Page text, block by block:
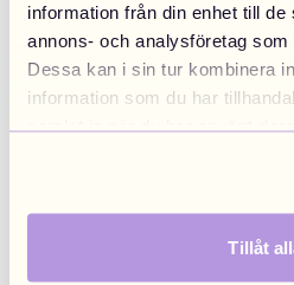
information från din enhet till
annons- och analysföretag
Dessa kan i sin tur kombinera
information som du har
samlat in när du har använt
Tillåt
Application error: a client-side
browser console for